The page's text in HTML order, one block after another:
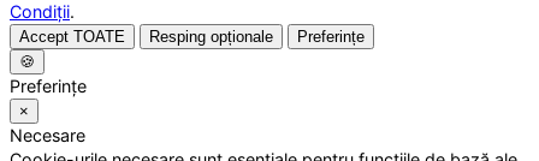
Condiții.
Accept TOATE Resping opționale
Preferințe
🍪
Preferințe
×
Necesare